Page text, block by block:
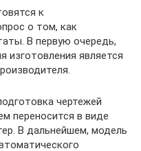
к
о том, как
В первую очередь,
изготовления является
чертежей
переносится в виде
В дальнейшем, модель